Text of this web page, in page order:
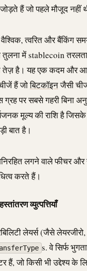
हैं जो पहले मौजूद नहीं
त्वरित और बैंकिंग
तुलना मेंstablecoin
तेज़ है। यह एक कदम और
हैं जोबिटकॉइनजैसी
पर सबसे गहरी बिना
मूल्य की राशि है
बात है।
लगने वाले फीचर और
करते हैं।
व्युत्पत्तियाँ
लेयर्स (जैसे लेयरजीरो,
s. वे सिर्फ
हैं, जो किसी भी उद्देश्य के